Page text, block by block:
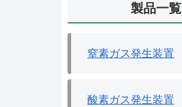
製品一覧
窒素ガス発生装置
酸素ガス発生装置